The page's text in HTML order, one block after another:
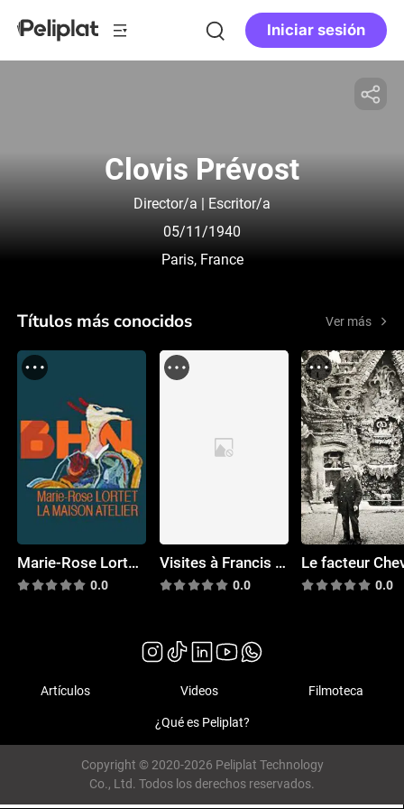
Iniciar sesión
Clovis Prévost
Director/a | Escritor/a
05/11/1940
Paris, France
Títulos más conocidos Ver más
Marie-Rose Lortet, La maison atelier
0.0
Visites à Francis Marshall
0.0 0.0
Artículos Videos Filmoteca
¿Qué es Peliplat?
Copyright © 2020-2026 Peliplat Technology
Co., Ltd. Todos los derechos reservados.